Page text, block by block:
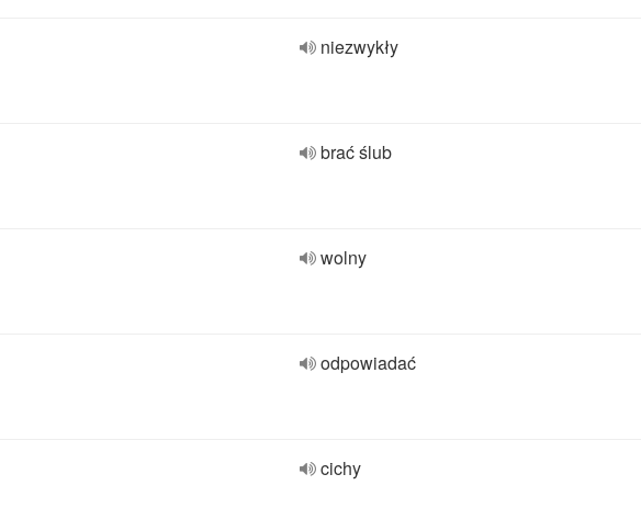
niezwykły
brać ślub
wolny
odpowiadać
cichy